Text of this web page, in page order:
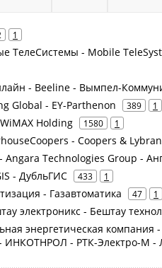
1
ТелеСистемы - Mobile
- Beeline - Вымпел-
Global - EY-Parthenon 389 1
Holding 1580 1
- Coopers &
Angara Technologies Group -
- ДубльГИС 433 1
- Газавтоматика 47 1
электроникс - Бештау
энергетическая
ИНКОТНРОЛ - РТК-Электро-М -